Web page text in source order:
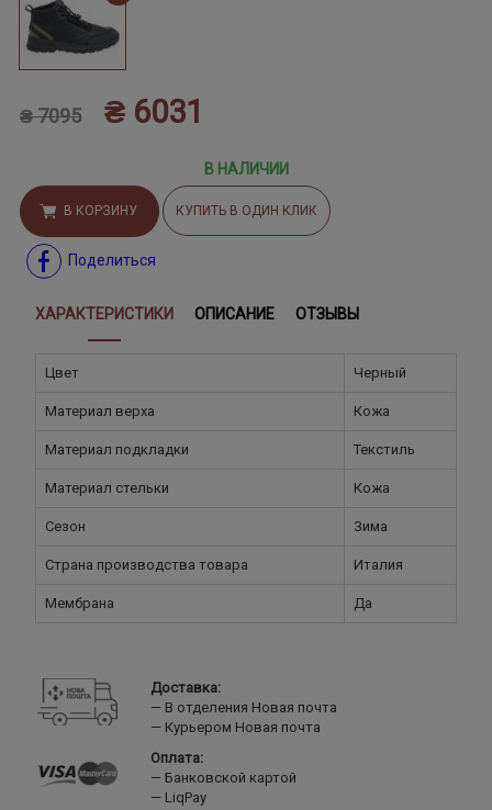
₴ 7095 ₴ 6031
В НАЛИЧИИ
В КОРЗИНУ КУПИТЬ В ОДИН КЛИК
Поделиться
ХАРАКТЕРИСТИКИ ОПИСАНИЕ ОТЗЫВЫ
Цвет Черный
Материал верха Кожа
Материал подкладки Текстиль
Материал стельки Кожа
Сезон Зима
Страна производства товара Италия
Мембрана Да
Доставка:
В отделения Новая почта
Курьером Новая почта
Оплата:
Банковской картой
LiqPay